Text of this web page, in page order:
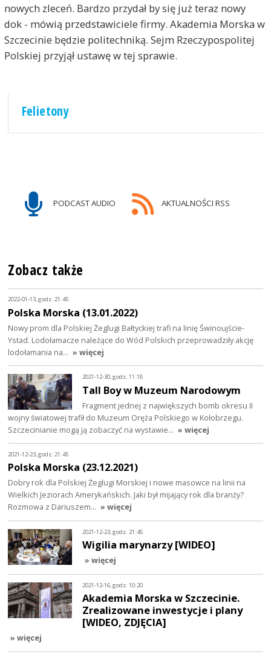
nowych zleceń. Bardzo przydał by się już teraz nowy
dok - mówią przedstawiciele firmy. Akademia Morska w
Szczecinie będzie politechniką. Sejm Rzeczypospolitej
Polskiej przyjął ustawę w tej sprawie.
Felietony
PODCAST AUDIO AKTUALNOŚCI RSS
Zobacz także
2022-01-13, godz. 21:45
Polska Morska (13.01.2022)
Nowy prom dla Polskiej Żeglugi Bałtyckiej trafi na linię Świnoujście-
Ystad. Lodołamacze należące do Wód Polskich przeprowadziły akcję
lodołamania na… » więcej
2021-12-30, godz. 11:18
Tall Boy w Muzeum Narodowym
Fragment jednej z największych bomb okresu II
wojny światowej trafił do Muzeum Oręża Polskiego w Kołobrzegu.
Szczecinianie mogą ją zobaczyć na wystawie… » więcej
2021-12-23, godz. 21:45
Polska Morska (23.12.2021)
Dobry rok dla Polskiej Żeglugi Morskiej i nowe masowce na linii na
Wielkich Jeziorach Amerykańskich. Jaki był mijający rok dla branży?
Rozmowa z Dariuszem… » więcej
2021-12-23, godz. 21:45
Wigilia marynarzy [WIDEO]
» więcej
2021-12-16, godz. 10:20
Akademia Morska w Szczecinie.
Zrealizowane inwestycje i plany
[WIDEO, ZDJĘCIA]
» więcej